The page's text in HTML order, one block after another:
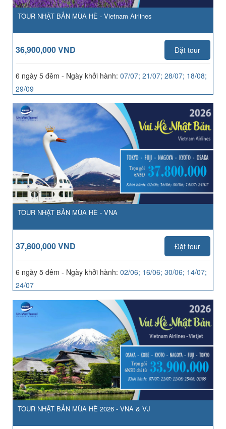
TOUR NHẬT BẢN MÙA HÈ - Vietnam Airlines
36,900,000 VND Đặt tour
6 ngày 5 đêm - Ngày khởi hành: 07/07; 21/07; 28/07; 18/08;
29/09
TOUR NHẬT BẢN MÙA HÈ - VNA
37,800,000 VND Đặt tour
6 ngày 5 đêm - Ngày khởi hành: 02/06; 16/06; 30/06; 14/07;
24/07
TOUR NHẬT BẢN MÙA HÈ 2026 - VNA & VJ